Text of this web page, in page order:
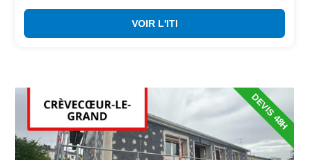
VOIR L'ITI
DEVIS 48H